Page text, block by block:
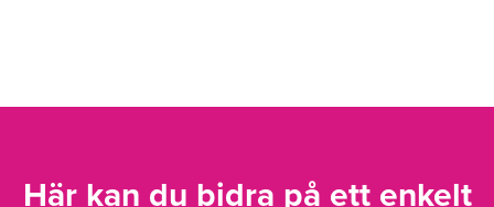
Här kan du bidra på ett enkelt